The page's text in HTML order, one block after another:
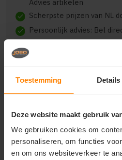
Toestemming Details
Deze website maakt gebruik
We gebruiken cookies om
personaliseren, om functies
en om ons websiteverkeer te
Advies artikelen
check Scherpste prijzen van NL
check Persoonlijk advies: Bel
Beschrijving Reviews (0)
{"qty":2,"clr":"donker